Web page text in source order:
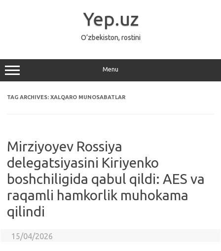
Yep.uz
O‘zbekiston, rostini
Menu
TAG ARCHIVES: XALQARO MUNOSABATLAR
Mirziyoyev Rossiya
delegatsiyasini Kiriyenko
boshchiligida qabul qildi: AES va
raqamli hamkorlik muhokama
qilindi
15/04/2026